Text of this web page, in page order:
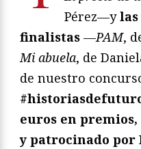
Pérez—y
finalistas —PAM,
Mi abuela, de
de nuestro
euros en
y patrocinado